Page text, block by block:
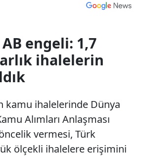
engeli: 1,7
ihalelerin
kamu ihalelerinde Dünya
Alımları Anlaşması
vermesi, Türk
ölçekli ihalelere erişimini